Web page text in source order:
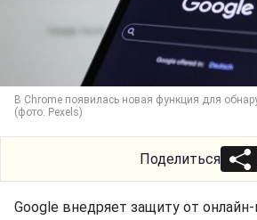
В Chrome появилась новая функция для
(фото: Pexels)
Поделиться
Google внедряет защиту от